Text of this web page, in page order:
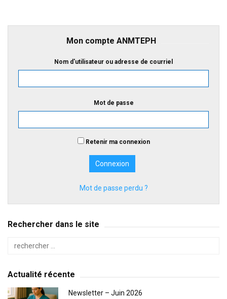
Mon compte ANMTEPH
Nom d'utilisateur ou adresse de courriel
Mot de passe
Retenir ma connexion
Mot de passe perdu ?
Rechercher dans le site
Actualité récente
Newsletter – Juin 2026